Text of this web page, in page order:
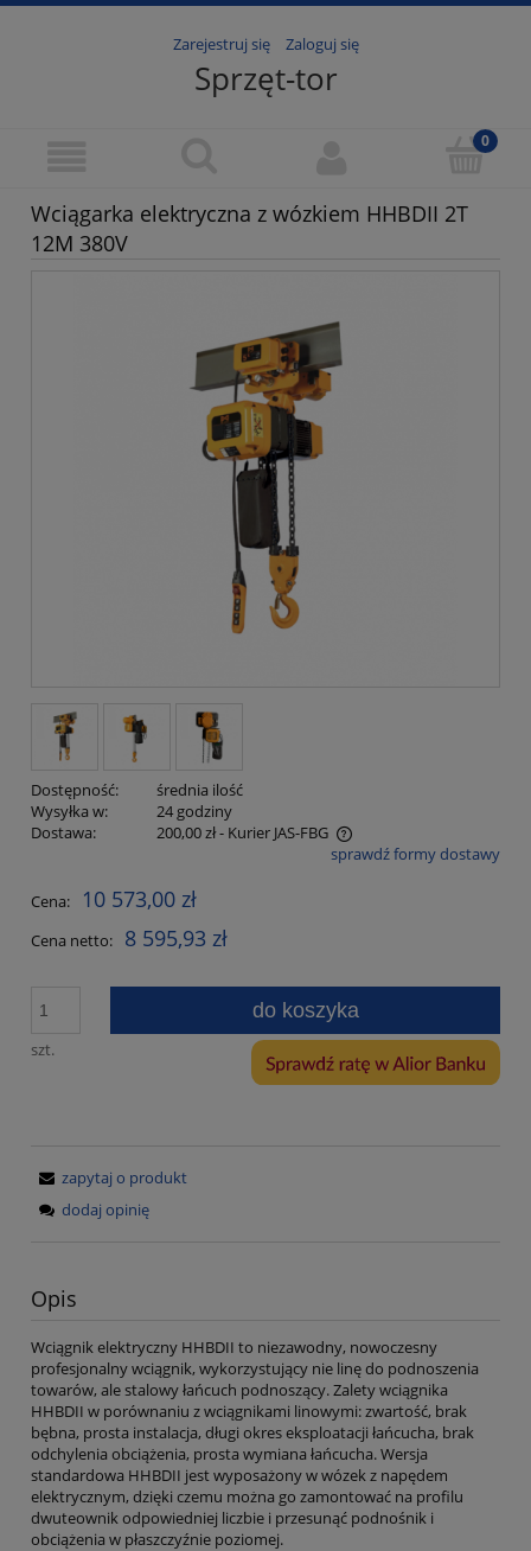
Zarejestruj się Zaloguj się
Sprzęt-tor
Wciągarka elektryczna z wózkiem HHBDII 2T
12M 380V
Dostępność:
średnia ilość
Wysyłka w:
24 godziny
Dostawa:
200,00 zł- Kurier JAS-FBG
Cena nie zawiera ewentualnych kosztów płatnościsprawdź formy dostawy
Cena: 10 573,00 zł
Cena netto: 8 595,93 zł
szt.
do koszyka
zapytaj o produkt
dodaj opinię
Opis
Wciągnik elektryczny HHBDII to niezawodny, nowoczesny
profesjonalny wciągnik, wykorzystujący nie linę do podnoszenia
towarów, ale stalowy łańcuch podnoszący. Zalety wciągnika
HHBDII w porównaniu z wciągnikami linowymi: zwartość, brak
bębna, prosta instalacja, długi okres eksploatacji łańcucha, brak
odchylenia obciążenia, prosta wymiana łańcucha. Wersja
standardowa HHBDII jest wyposażony w wózek z napędem
elektrycznym, dzięki czemu można go zamontować na profilu
dwuteownik odpowiedniej liczbie i przesunąć podnośnik i
obciążenia w płaszczyźnie poziomej.